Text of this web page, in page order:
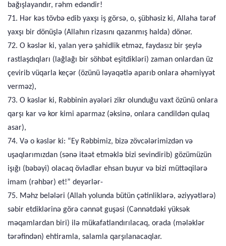
bağışlayandır, rəhm edəndir!
71. Hər kəs tövbə edib yaxşı iş görsə, o, şübhəsiz ki, Allaha tərəf
yaxşı bir dönüşlə (Allahın rizasını qazanmış halda) dönər.
72. O kəslər ki, yalan yerə şahidlik etməz, faydasız bir şeylə
rastlaşdıqları (lağlağı bir söhbət eşitdikləri) zaman onlardan üz
çevirib vüqarla keçər (özünü ləyaqətlə aparıb onlara əhəmiyyət
verməz),
73. O kəslər ki, Rəbbinin ayələri zikr olunduğu vaxt özünü onlara
qarşı kar və kor kimi aparmaz (əksinə, onlara candildən qulaq
asar),
74. Və o kəslər ki: “Ey Rəbbimiz, bizə zövcələrimizdən və
uşaqlarımızdan (sənə itaət etməklə bizi sevindirib) gözümüzün
işığı (bəbəyi) olacaq övladlar ehsan buyur və bizi müttəqilərə
imam (rəhbər) et!” deyərlər-
75. Məhz belələri (Allah yolunda bütün çətinliklərə, əziyyətlərə)
səbir etdiklərinə görə cənnət guşəsi (Cənnətdəki yüksək
məqamlardan biri) ilə mükafatlandırılacaq, orada (mələklər
tərəfindən) ehtiramla, salamla qarşılanacaqlar.